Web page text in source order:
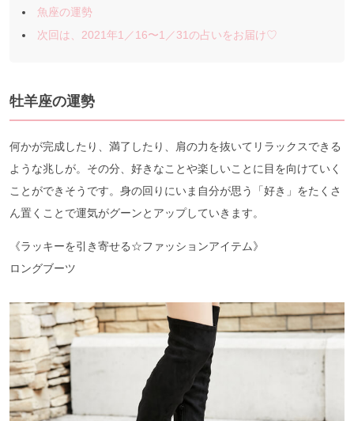
魚座の運勢
次回は、2021年1／16〜1／31の占いをお届け♡
牡羊座の運勢
何かが完成したり、満了したり、肩の力を抜いてリラックスできる
ような兆しが。その分、好きなことや楽しいことに目を向けていく
ことができそうです。身の回りにいま自分が思う「好き」をたくさ
ん置くことで運気がグーンとアップしていきます。
《ラッキーを引き寄せる☆ファッションアイテム》
ロングブーツ